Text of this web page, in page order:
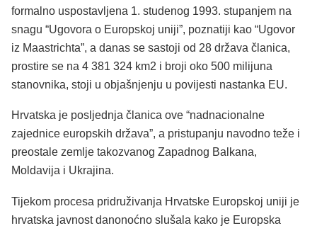
formalno uspostavljena 1. studenog 1993. stupanjem na
snagu “Ugovora o Europskoj uniji”, poznatiji kao “Ugovor
iz Maastrichta”, a danas se sastoji od 28 država članica,
prostire se na 4 381 324 km2 i broji oko 500 milijuna
stanovnika, stoji u objašnjenju u povijesti nastanka EU.
Hrvatska je posljednja članica ove “nadnacionalne
zajednice europskih država”, a pristupanju navodno teže i
preostale zemlje takozvanog Zapadnog Balkana,
Moldavija i Ukrajina.
Tijekom procesa pridruživanja Hrvatske Europskoj uniji je
hrvatska javnost danonoćno slušala kako je Europska